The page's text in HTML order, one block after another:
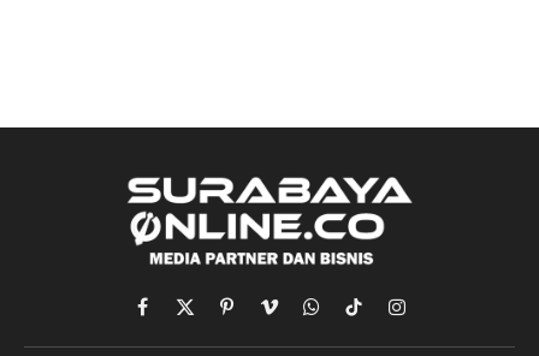
Facebook
X
(Twitter)
PinterestVimeoWhatsApp
TikTokInstagram